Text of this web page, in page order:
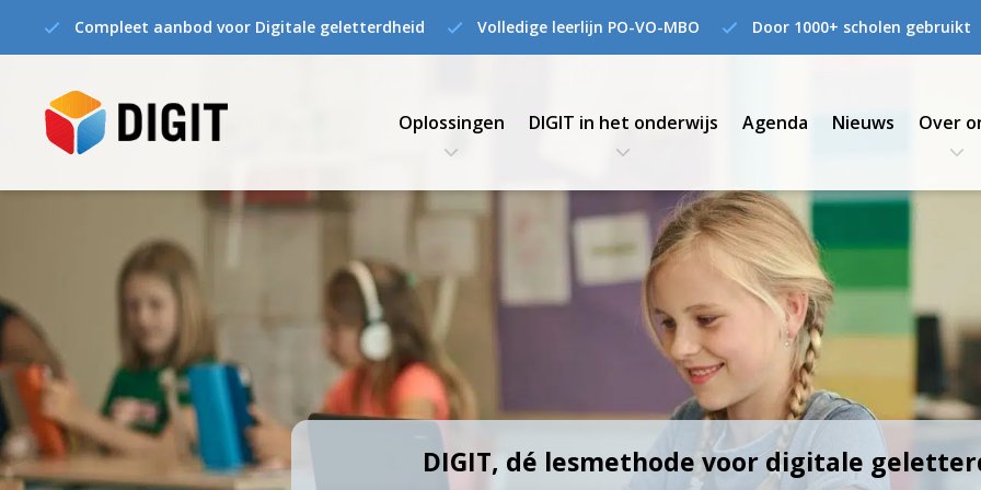
Compleet aanbod voor Digitale geletterdheid Volledige leerlijn PO-VO-MBO Door 1000+ scholen gebruikt
Oplossingen DIGIT in het onderwijs Agenda Nieuws Over
DIGIT, dé lesmethode voor digitale